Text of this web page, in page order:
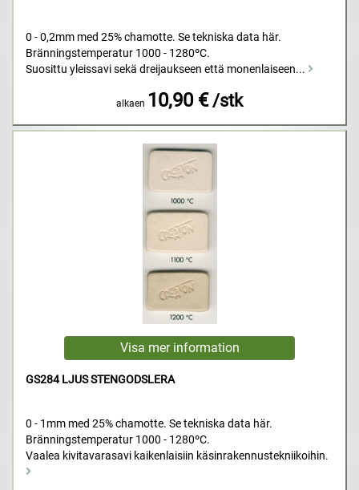
0 - 0,2mm med 25% chamotte. Se tekniska data här.
Bränningstemperatur 1000 - 1280ºC.
Suosittu yleissavi sekä dreijaukseen että monenlaiseen...
alkaen 10,90 € /stk
GS284 LJUS STENGODSLERA
0 - 1mm med 25% chamotte. Se tekniska data här.
Bränningstemperatur 1000 - 1280ºC.
Vaalea kivitavarasavi kaikenlaisiin käsinrakennustekniikoihin.